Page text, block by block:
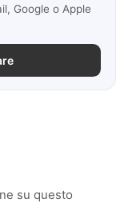
Google o Apple
su questo